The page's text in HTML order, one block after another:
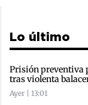
Lo último
Prisión preventiva
tras violenta
Ayer | 13:01